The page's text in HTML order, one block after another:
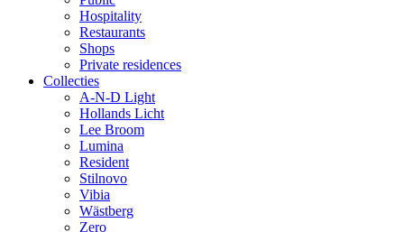
Hospitality
Restaurants
Shops
Private residences
Collecties
A-N-D Light
Hollands Licht
Lee Broom
Lumina
Resident
Stilnovo
Vibia
Wästberg
Zero